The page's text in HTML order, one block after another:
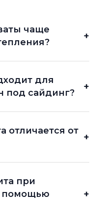
чаще
+
для
под сайдинг?
+
отличается от
+
при
помощью
+